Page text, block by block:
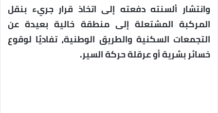
وانتشار ألسنته دفعته إلى اتخاذ قرار جريء بنقل
المركبة المشتعلة إلى منطقة خالية بعيدة عن
التجمعات السكنية والطريق الوطنية، تفاديًا لوقوع
خسائر بشرية أو عرقلة حركة السير.